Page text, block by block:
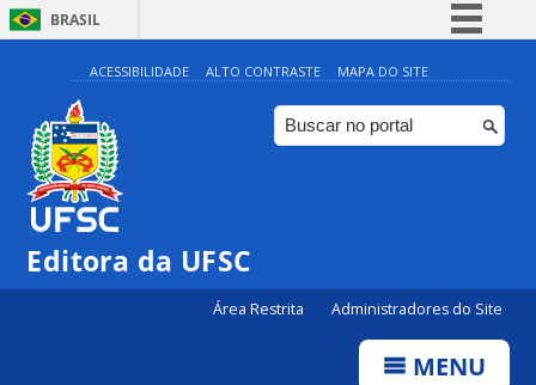
BRASIL
Simplifique!
Comunica BR
Participe
ACESSIBILIDADE ALTO CONTRASTE MAPA DO SITE
Editora da UFSC
Área Restrita Administradores do Site
MENU